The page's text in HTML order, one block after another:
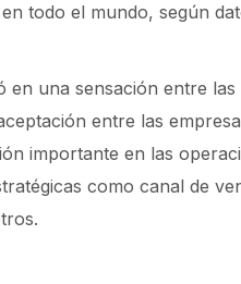
todo el mundo, según
una sensación entre
entre las
importante en las
como canal de